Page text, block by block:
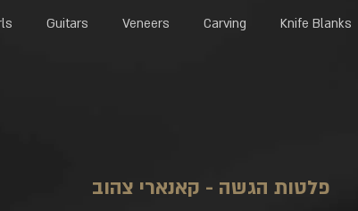
Knife Blanks
Carving
Veneers
Guitars
פלטות הגשה - קאנארי צהוב